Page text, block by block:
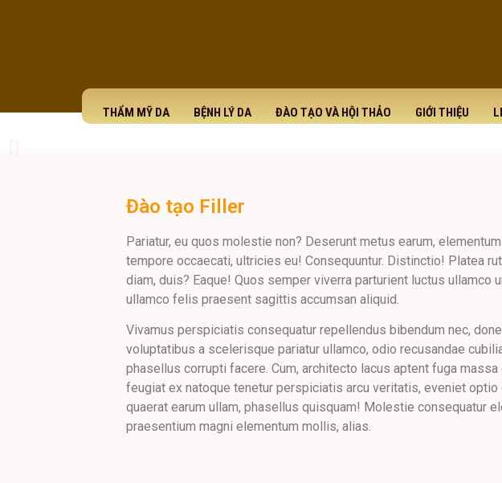
THẨM MỸ DA BỆNH LÝ DA ĐÀO TẠO VÀ HỘI THẢO GIỚI THIỆU
Đào tạo Filler
Pariatur, eu quos molestie non? Deserunt metus earum,
tempore occaecati, ultricies eu! Consequuntur. Distinctio! Platea
diam, duis? Eaque! Quos semper viverra parturient luctus ullamco
ullamco felis praesent sagittis accumsan aliquid.
Vivamus perspiciatis consequatur repellendus bibendum nec,
voluptatibus a scelerisque pariatur ullamco, odio recusandae
phasellus corrupti facere. Cum, architecto lacus aptent fuga
feugiat ex natoque tenetur perspiciatis arcu veritatis, eveniet
quaerat earum ullam, phasellus quisquam! Molestie consequatur
praesentium magni elementum mollis, alias.